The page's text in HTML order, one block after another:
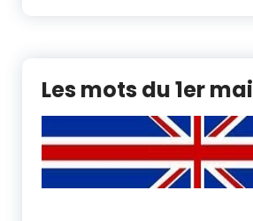
Les mots du 1er mai